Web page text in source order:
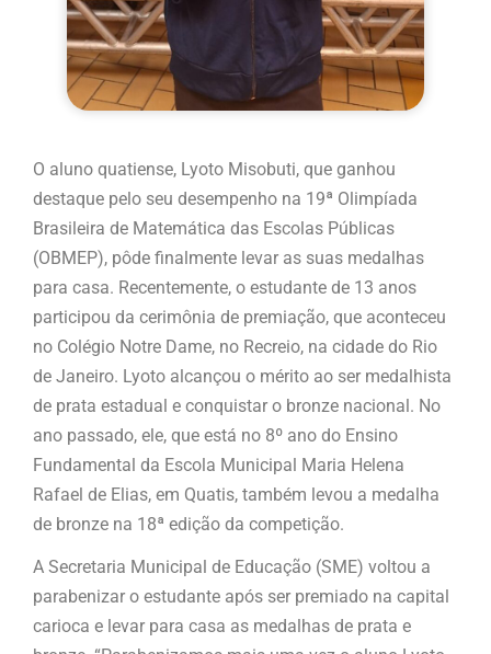
O aluno quatiense, Lyoto Misobuti, que ganhou
destaque pelo seu desempenho na 19ª Olimpíada
Brasileira de Matemática das Escolas Públicas
(OBMEP), pôde finalmente levar as suas medalhas
para casa. Recentemente, o estudante de 13 anos
participou da cerimônia de premiação, que aconteceu
no Colégio Notre Dame, no Recreio, na cidade do Rio
de Janeiro. Lyoto alcançou o mérito ao ser medalhista
de prata estadual e conquistar o bronze nacional. No
ano passado, ele, que está no 8º ano do Ensino
Fundamental da Escola Municipal Maria Helena
Rafael de Elias, em Quatis, também levou a medalha
de bronze na 18ª edição da competição.
A Secretaria Municipal de Educação (SME) voltou a
parabenizar o estudante após ser premiado na capital
carioca e levar para casa as medalhas de prata e